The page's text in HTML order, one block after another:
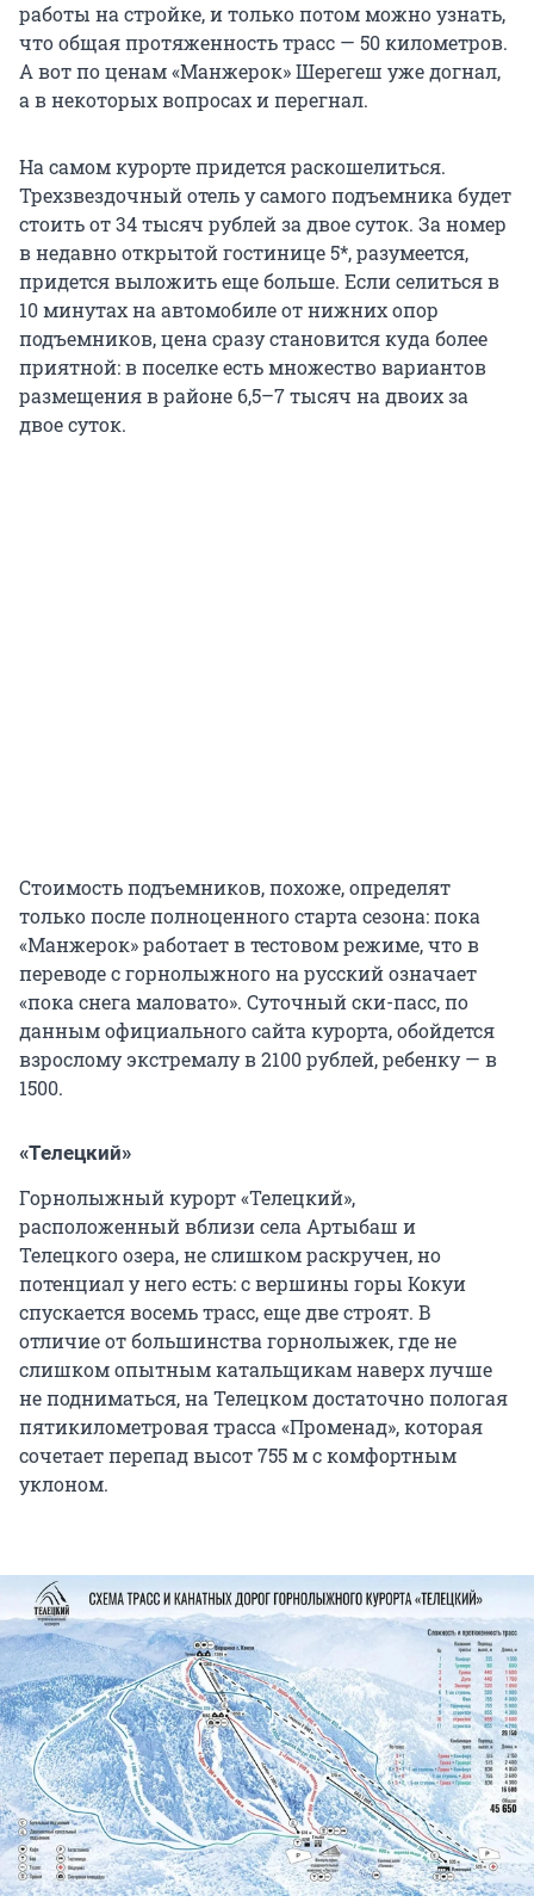
работы на стройке, и только потом можно узнать,
что общая протяженность трасс — 50 километров.
А вот по ценам «Манжерок» Шерегеш уже догнал,
а в некоторых вопросах и перегнал.
На самом курорте придется раскошелиться.
Трехзвездочный отель у самого подъемника будет
стоить от 34 тысяч рублей за двое суток. За номер
в недавно открытой гостинице 5*, разумеется,
придется выложить еще больше. Если селиться в
10 минутах на автомобиле от нижних опор
подъемников, цена сразу становится куда более
приятной: в поселке есть множество вариантов
размещения в районе 6,5–7 тысяч на двоих за
двое суток.
Стоимость подъемников, похоже, определят
только после полноценного старта сезона: пока
«Манжерок» работает в тестовом режиме, что в
переводе с горнолыжного на русский означает
«пока снега маловато». Суточный ски-пасс, по
данным официального сайта курорта, обойдется
взрослому экстремалу в 2100 рублей, ребенку — в
1500.
«Телецкий»
Горнолыжный курорт «Телецкий»,
расположенный вблизи села Артыбаш и
Телецкого озера, не слишком раскручен, но
потенциал у него есть: с вершины горы Кокуи
спускается восемь трасс, еще две строят. В
отличие от большинства горнолыжек, где не
слишком опытным катальщикам наверх лучше
не подниматься, на Телецком достаточно пологая
пятикилометровая трасса «Променад», которая
сочетает перепад высот 755 м с комфортным
уклоном.